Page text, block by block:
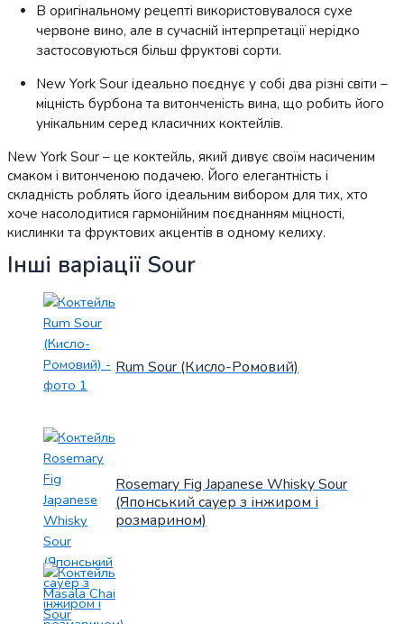
В оригінальному рецепті використовувалося сухе
червоне вино, але в сучасній інтерпретації нерідко
застосовуються більш фруктові сорти.
New York Sour ідеально поєднує у собі два різні світи –
міцність бурбона та витонченість вина, що робить його
унікальним серед класичних коктейлів.
New York Sour – це коктейль, який дивує своїм насиченим
смаком і витонченою подачею. Його елегантність і
складність роблять його ідеальним вибором для тих, хто
хоче насолодитися гармонійним поєднанням міцності,
кислинки та фруктових акцентів в одному келиху.
Інші варіації Sour
Rum Sour (Кисло-Ромовий)
Rosemary Fig Japanese Whisky Sour
(Японський сауер з інжиром і
розмарином)